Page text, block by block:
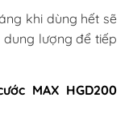
khi dùng hết sẽ
lượng để tiếp
MAX HGD200